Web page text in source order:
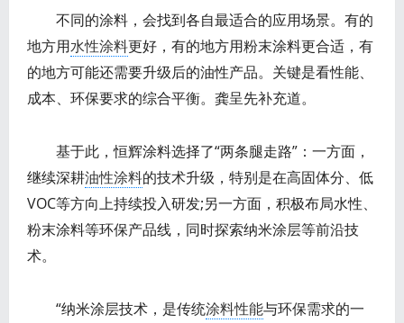
不同的涂料，会找到各自最适合的应用场景。有的
地方用水性涂料更好，有的地方用粉末涂料更合适，有
的地方可能还需要升级后的油性产品。关键是看性能、
成本、环保要求的综合平衡。龚呈先补充道。
基于此，恒辉涂料选择了“两条腿走路”：一方面，
继续深耕油性涂料的技术升级，特别是在高固体分、低
VOC等方向上持续投入研发;另一方面，积极布局水性、
粉末涂料等环保产品线，同时探索纳米涂层等前沿技
术。
“纳米涂层技术，是传统涂料性能与环保需求的一